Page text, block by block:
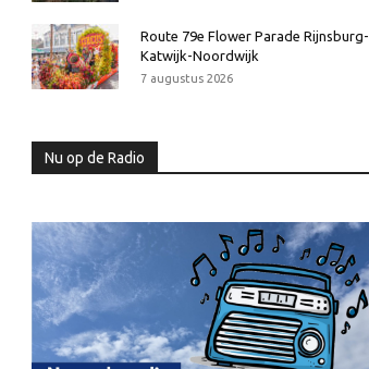
Route 79e Flower Parade Rijnsburg-
Katwijk-Noordwijk
7 augustus 2026
Nu op de Radio